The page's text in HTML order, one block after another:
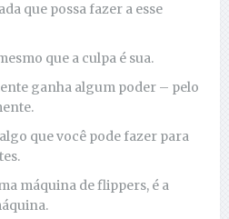
que possa fazer a esse
que a culpa é sua.
ganha algum poder – pelo
que você pode fazer para
máquina de flippers, é a